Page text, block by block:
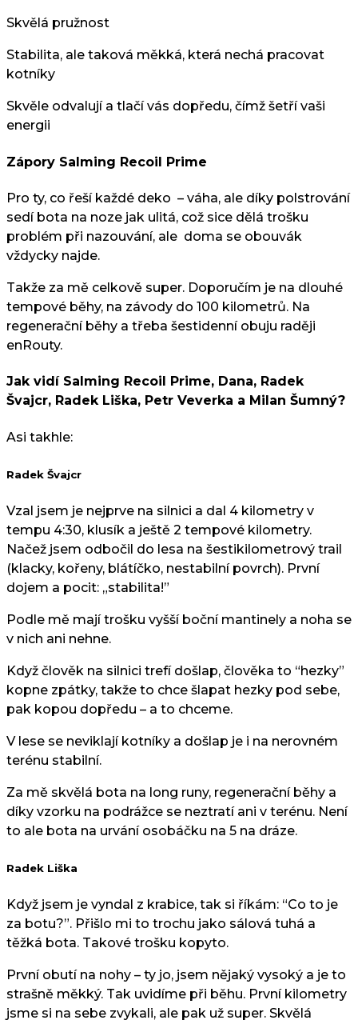
Skvělá pružnost
Stabilita, ale taková měkká, která nechá pracovat
kotníky
Skvěle odvalují a tlačí vás dopředu, čímž šetří vaši
energii
Zápory Salming Recoil Prime
Pro ty, co řeší každé deko – váha, ale díky polstrování
sedí bota na noze jak ulitá, což sice dělá trošku
problém při nazouvání, ale doma se obouvák
vždycky najde.
Takže za mě celkově super. Doporučím je na dlouhé
tempové běhy, na závody do 100 kilometrů. Na
regenerační běhy a třeba šestidenní obuju raději
enRouty.
Jak vidí Salming Recoil Prime, Dana, Radek
Švajcr, Radek Liška, Petr Veverka a Milan Šumný?
Asi takhle:
Radek Švajcr
Vzal jsem je nejprve na silnici a dal 4 kilometry v
tempu 4:30, klusík a ještě 2 tempové kilometry.
Načež jsem odbočil do lesa na šestikilometrový trail
(klacky, kořeny, blátíčko, nestabilní povrch). První
dojem a pocit: „stabilita!”
Podle mě mají trošku vyšší boční mantinely a noha se
v nich ani nehne.
Když člověk na silnici trefí došlap, člověka to “hezky”
kopne zpátky, takže to chce šlapat hezky pod sebe,
pak kopou dopředu – a to chceme.
V lese se neviklají kotníky a došlap je i na nerovném
terénu stabilní.
Za mě skvělá bota na long runy, regenerační běhy a
díky vzorku na podrážce se neztratí ani v terénu. Není
to ale bota na urvání osobáčku na 5 na dráze.
Radek Liška
Když jsem je vyndal z krabice, tak si říkám: “Co to je
za botu?”. Přišlo mi to trochu jako sálová tuhá a
těžká bota. Takové trošku kopyto.
První obutí na nohy – ty jo, jsem nějaký vysoký a je to
strašně měkký. Tak uvidíme při běhu. První kilometry
jsme si na sebe zvykali, ale pak už super. Skvělá